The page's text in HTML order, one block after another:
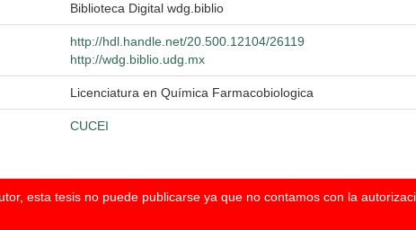
Biblioteca Digital wdg.biblio
http://hdl.handle.net/20.500.12104/26119
http://wdg.biblio.udg.mx
Licenciatura en Química Farmacobiologica
CUCEI
esta tesis no puede publicarse ya que no contamos con la